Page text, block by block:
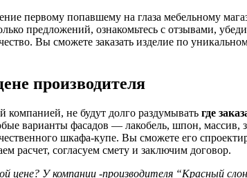
первому попавшему на глаза мебельному
предложений, ознакомьтесь с отзывами,
Вы сможете заказать изделие по
производителя
компанией, не будут долго раздумывать где
варианты фасадов — лакобель, шпон,
шкафа-купе. Вы сможете его
расчет, согласуем смету и заключим договор.
цене? У компании -производителя “Красный